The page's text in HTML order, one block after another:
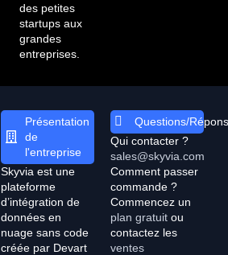
des petites
startups aux
grandes
entreprises.
Présentation
de
l'entreprise
Skyvia est une
plateforme
d’intégration de
données en
nuage sans code
créée par Devart
Questions/
Qui contacter ?
sales@skyvia.com
Comment passer
commande ?
Commencez un
plan gratuit ou
contactez les
ventes